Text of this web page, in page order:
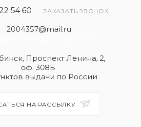
54 60 ЗАКАЗАТЬ ЗВОНОК
2004357@mail.ru
Проспект Ленина, 2,
оф. 308Б
выдачи по России
НА РАССЫЛКУ